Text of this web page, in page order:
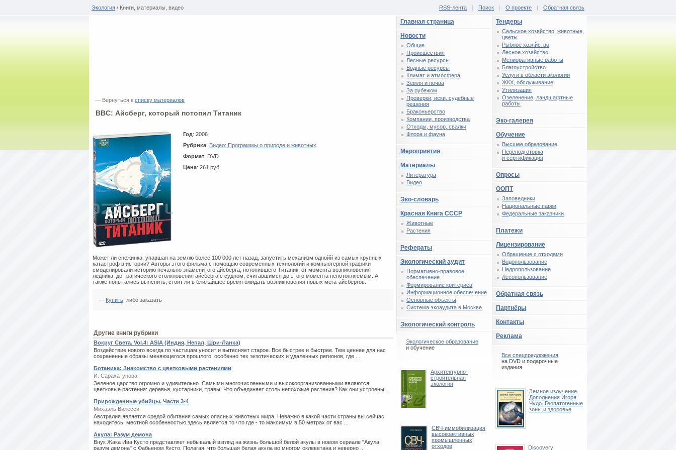
Экология / Книги, материалы, видео RSS-лента | Поиск | О проекте | Обратная связь
— Вернуться к списку материалов
BBC: Айсберг, который потопил Титаник
Год: 2006
Рубрика: Видео: Программы о природе и животных
Формат: DVD
Цена: 261 руб.
Может ли снежинка, упавшая на землю более 100 000 лет назад, запустить механизм однойй из самых крупных
катастроф в истории? Авторы этого фильма с помощью современных технологий и компьютерной графики
смоделировали историю печально знаменитого айсберга, потопившего Титаник: от мoмeнтa возникновения
ледника, до трагического столкновения айсберга с судном, считавшимся до этого момента непотопляемым. А
также попытались выяснить, стоит ли в ближайшее время ожидать возникновения новых мега-айсбергов.
— Купить , либо заказать
Другие книги рубрики
Вокруг Света. Vol.4: ASIA (Индия, Непал, Шри-Ланка)
Воздействие нового всегда по частицам уносит и вытесняет старое. Все быстрее и быстрее. Тем ценнее для нас
сохраненные образы меняющегося прошлого, особенно тех экзотических и удаленных регионов, где ...
Ботаника: Знакомство с цветковыми растениями
И. Сарахатунова
Зеленое царство огромно и удивительно. Самыми многочисленными и высокоорганизованными являются
цветковые растения: деревья, кустарники, травы. Что объединяет столь непохожие растения? Как они устроены ...
Прирожденные убийцы. Части 3-4
Михаэль Вилесси
Австралия является средой обитания самых опасных животных мира. Неважно в какой части страны вы сейчас
находитесь, местной особенностью здесь является то что где - то максимум в 50 метрах от вас ...
Акула: Разум демона
Внук Жака Ива Кусто представляет небывалый взгляд на жизнь большой белой акулы в новом сериале "Акула:
разум демона" с Фабьеном Кусто. Полагая, что большая белая акула во многом оклеветана и неверно ...
Тендеры
Сельское хозяйство, животные,
цветы
Рыбное хозяйство
Лесное хозяйство
Мелиоративные работы
Благоустройство
Услуги в области экологии
ЖКХ, обслуживание
Утилизация
Озеленение, ландшафтные
работы
Эко-галерея
Обучение
Высшее образование
Переподготовка
и сертификация
Опросы
ООПТ
Заповедники
Национальные парки
Федеральные заказники
Платежи
Лицензирование
Обращение с отходами
Водопользование
Недропользование
Лесопользование
Обратная связь
Партнёры
Контакты
Реклама
Все спецпредложения
на DVD и подарочные
издания
Земное излучение.
Дополнения Игоря
Чудо. Геопатогенные
зоны и здоровье
Discovery:
Главная страница
Новости
Общие
Происшествия
Лесные ресурсы
Водные ресурсы
Климат и атмосфера
Земля и почва
За рубежом
Проверки, иски, судебные
решения
Браконьерство
Компании, производства
Отходы, мусор, свалки
Флора и фауна
Мероприятия
Материалы
Литература
Видео
Эко-словарь
Красная Книга СССР
Животные
Растения
Рефераты
Экологический аудит
Нормативно-правовое
обеспечение
Формирование критериев
Информационное обеспечение
Основные объекты
Система экоаудита в Москве
Экологический контроль
Экологическое образование
и обучение
Архитектурно-
строительная
экология
СВЧ-иммобилизация
высокоактивных
промышленных
отходов